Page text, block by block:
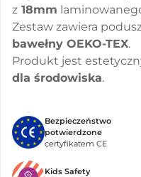
z 18mm
Zestaw zawiera
bawełny OEKO-TEX.
Produkt jest
dla środowiska.
Bezpieczeństwo
potwierdzone
certyfikatem CE
Kids Safety